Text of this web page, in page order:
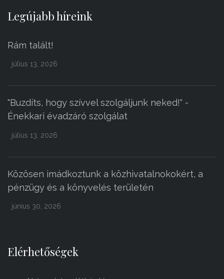
Legújabb híreink
Rám talált!
július 13, 2026
"Buzdíts, hogy szívvel szolgáljunk neked!" -
Énekkari évadzáró szolgálat
július 13, 2026
Közösen imádkoztunk a közhivatalnokokért, a
pénzügy és a könyvelés területén
június 30, 2026
Elérhetőségek